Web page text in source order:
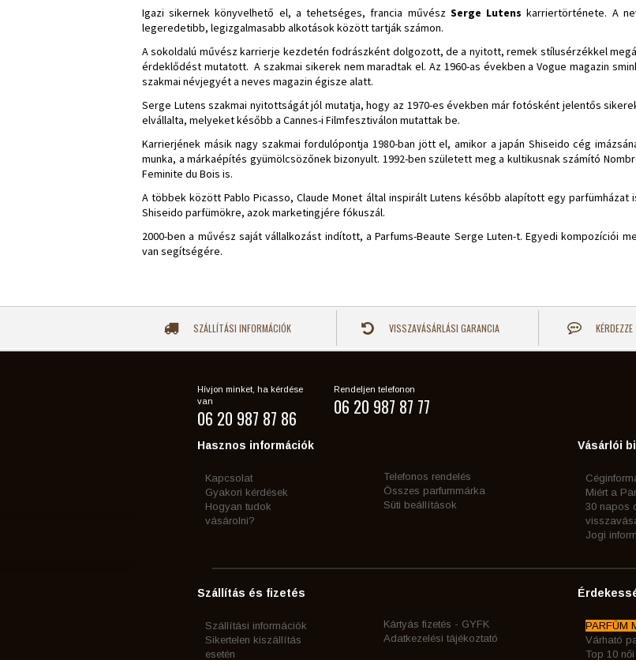
Igazi sikernek könyvelhető el, a tehetséges, francia művész Serge Lutens karriertörténete. A
legeredetibb, legizgalmasabb alkotások között tartják számon.
A sokoldalú művész karrierje kezdetén fodrászként dolgozott, de a nyitott, remek stílusérzékkel
érdeklődést mutatott. A szakmai sikerek nem maradtak el. Az 1960-as években a Vogue magazin
szakmai névjegyét a neves magazin égisze alatt.
Serge Lutens szakmai nyitottságát jól mutatja, hogy az 1970-es években már fotósként jelentős
elvállalta, melyeket később a Cannes-i Filmfesztiválon mutattak be.
Karrierjének másik nagy szakmai fordulópontja 1980-ban jött el, amikor a japán Shiseido cég
munka, a márkaépítés gyümölcsözőnek bizonyult. 1992-ben született meg a kultikusnak számító
Feminite du Bois is.
A többek között Pablo Picasso, Claude Monet által inspirált Lutens később alapított egy parfümházat
Shiseido parfümökre, azok marketingjére fókuszál.
2000-ben a művész saját vállalkozást indított, a Parfums-Beaute Serge Luten-t. Egyedi kompozíciói
van segítségére.
SZÁLLÍTÁSI INFORMÁCIÓK VISSZAVÁSÁRLÁSI GARANCIA
Hívjon minket, ha kérdése
van
06 20 987 87 86
Rendeljen telefonon
06 20 987 87 77
Hasznos információk
Kapcsolat
Gyakori kérdések
Hogyan tudok
vásárolni?
Telefonos rendelés
Összes parfummárka
Süti beállítások
Vásárlói
Miért a
30 napos
Jogi
Szállítás és fizetés
Szállítási információk
Sikertelen kiszállítás
esetén
Kártyás fizetés - GYFK
Adatkezelési tájékoztató
PARFÜM
Várható
Top 10